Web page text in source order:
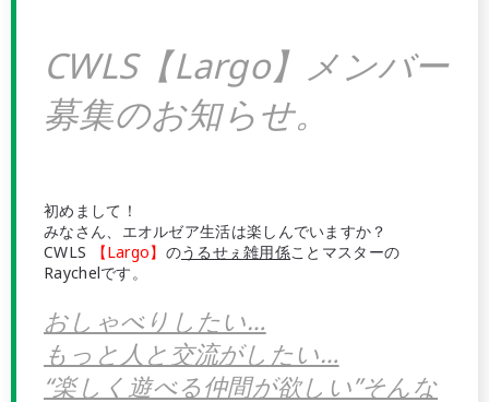
CWLS【Largo】メンバー
募集のお知らせ。
初めまして！
みなさん、エオルゼア生活は楽しんでいますか？
CWLS
【Largo】 のうるせぇ雑用係ことマスターの
Raychelです。
おしゃべりしたい…
もっと人と交流がしたい…
“楽しく遊べる仲間が欲しい”そんな